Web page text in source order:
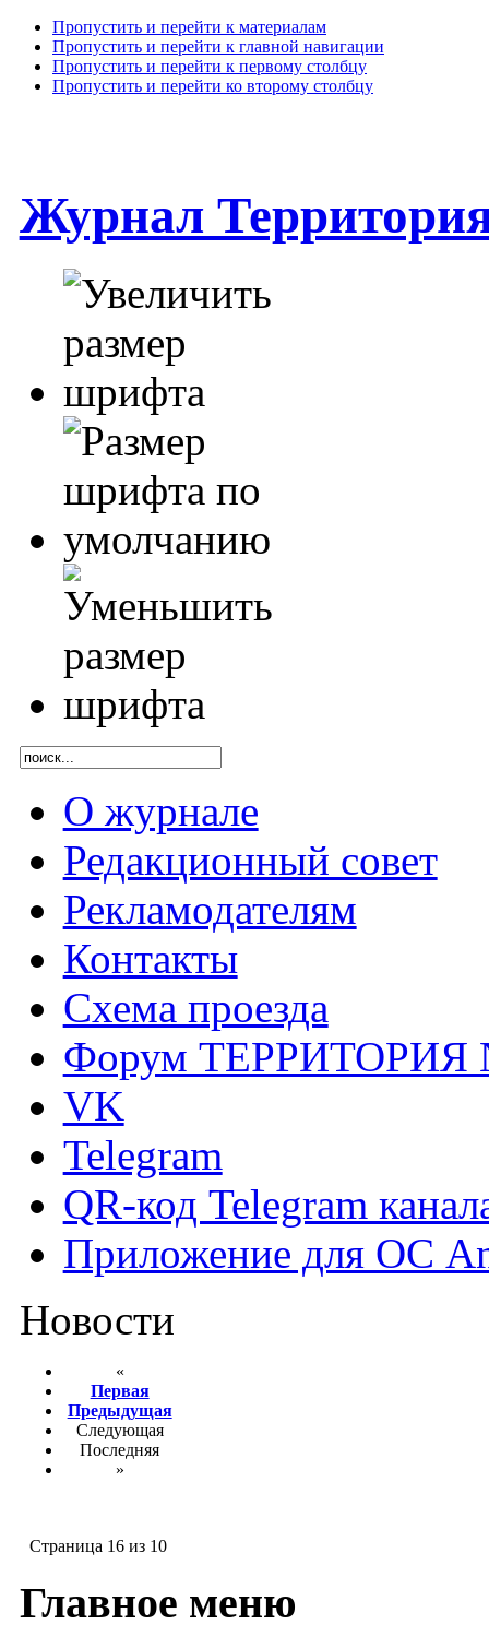
Пропустить и перейти к материалам
Пропустить и перейти к главной навигации
Пропустить и перейти к первому столбцу
Пропустить и перейти ко второму столбцу
Журнал
О журнале
Редакционный совет
Рекламодателям
Контакты
Схема проезда
Форум ТЕРРИТОРИЯ
VK
Telegram
QR-код Telegram
Приложение для ОС
Новости
«
Первая
Предыдущая
Следующая
Последняя
»
Страница 16 из 10
Главное меню